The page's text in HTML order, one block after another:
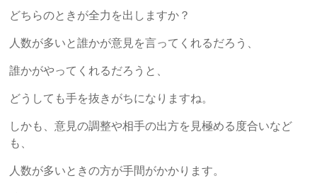
どちらのときが全力を出しますか？
人数が多いと誰かが意見を言ってくれるだろう、
誰かがやってくれるだろうと、
どうしても手を抜きがちになりますね。
しかも、意見の調整や相手の出方を見極める度合いなど
も、
人数が多いときの方が手間がかかります。